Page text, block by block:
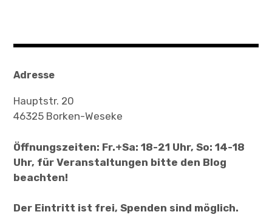
Adresse
Hauptstr. 20
46325 Borken-Weseke
Öffnungszeiten: Fr.+Sa: 18-21 Uhr, So: 14-18
Uhr, für Veranstaltungen bitte den Blog
beachten!
Der Eintritt ist frei, Spenden sind möglich.